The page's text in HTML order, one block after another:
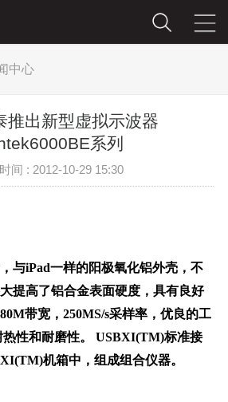
中心
推出新型虚拟示波器
系列
间 : 2012-10-29 15:30
与iPad一样的阳极氧化铝外壳，不
提高了铝合金表面硬度，具有良好
带宽，250MS/s采样率，优良的工
热性和耐磨性。 USBXI(TM)标准接
机箱中，组成组合仪器。